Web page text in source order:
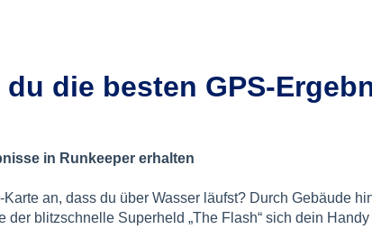
die besten GPS-
in Runkeeper erhalten
an, dass du über Wasser läufst? Durch Gebäude
der blitzschnelle Superheld „The Flash“ sich dein